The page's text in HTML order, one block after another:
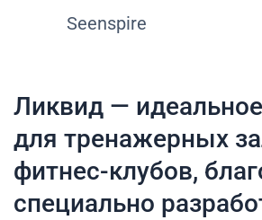
Seenspire
Ликвид —
для тренажерных
фитнес-клубов,
специально